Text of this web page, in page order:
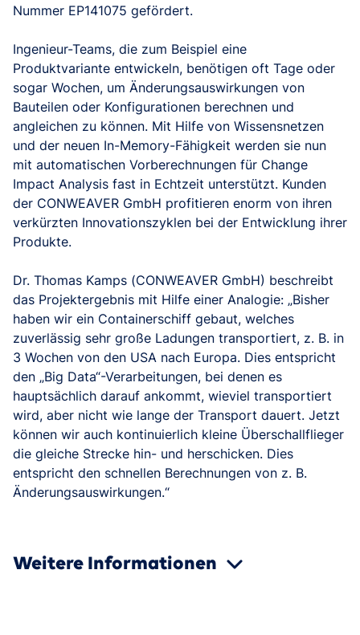
Nummer EP141075 gefördert.
Ingenieur-Teams, die zum Beispiel eine
Produktvariante entwickeln, benötigen oft Tage oder
sogar Wochen, um Änderungsauswirkungen von
Bauteilen oder Konfigurationen berechnen und
angleichen zu können. Mit Hilfe von Wissensnetzen
und der neuen In-Memory-Fähigkeit werden sie nun
mit automatischen Vorberechnungen für Change
Impact Analysis fast in Echtzeit unterstützt. Kunden
der CONWEAVER GmbH profitieren enorm von ihren
verkürzten Innovationszyklen bei der Entwicklung ihrer
Produkte.
Dr. Thomas Kamps (CONWEAVER GmbH) beschreibt
das Projektergebnis mit Hilfe einer Analogie: „Bisher
haben wir ein Containerschiff gebaut, welches
zuverlässig sehr große Ladungen transportiert, z. B. in
3 Wochen von den USA nach Europa. Dies entspricht
den „Big Data“-Verarbeitungen, bei denen es
hauptsächlich darauf ankommt, wieviel transportiert
wird, aber nicht wie lange der Transport dauert. Jetzt
können wir auch kontinuierlich kleine Überschallflieger
die gleiche Strecke hin- und herschicken. Dies
entspricht den schnellen Berechnungen von z. B.
Änderungsauswirkungen.“
Weitere Informationen